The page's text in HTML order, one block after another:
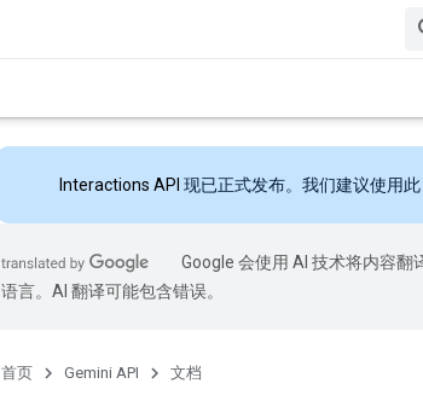
Interactions API 现已正式发布。我们建议使用此
Google 会使用 AI 技术将内容翻
语言。AI 翻译可能包含错误。
首页 Gemini API 文档